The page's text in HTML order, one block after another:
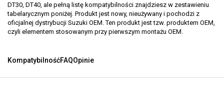
DT30, DT40, ale pełną listę kompatybilności znajdziesz w zestawieniu
tabelarycznym poniżej. Produkt jest nowy, nieużywany i pochodzi z
oficjalnej dystrybucji Suzuki OEM. Ten produkt jest tzw. produktem OEM,
czyli elementem stosowanym przy pierwszym montażu OEM.
KompatybilnośćFAQOpinie